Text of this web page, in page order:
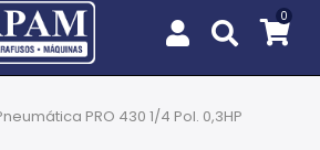
PRO 430 1/4 Pol. 0,3HP